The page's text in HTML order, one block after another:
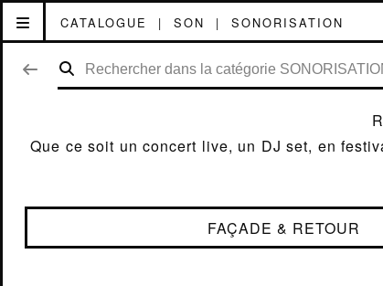
TECHNOMAD
AUDIO
CATALOGUE | SON | SONORISATION
Que ce soit un concert live, un DJ set, en
FAÇADE & RETOUR